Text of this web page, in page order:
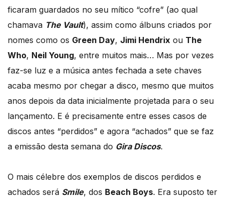
ficaram guardados no seu mítico “cofre” (ao qual
chamava The Vault), assim como álbuns criados por
nomes como os Green Day, Jimi Hendrix ou The
Who, Neil Young, entre muitos mais… Mas por vezes
faz-se luz e a música antes fechada a sete chaves
acaba mesmo por chegar a disco, mesmo que muitos
anos depois da data inicialmente projetada para o seu
lançamento. E é precisamente entre esses casos de
discos antes “perdidos” e agora “achados” que se faz
a emissão desta semana do Gira Discos.
O mais célebre dos exemplos de discos perdidos e
achados será Smile, dos Beach Boys. Era suposto ter